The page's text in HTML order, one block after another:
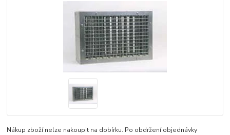
Nákup zboží nelze nakoupit na dobírku. Po obdržení objednávky